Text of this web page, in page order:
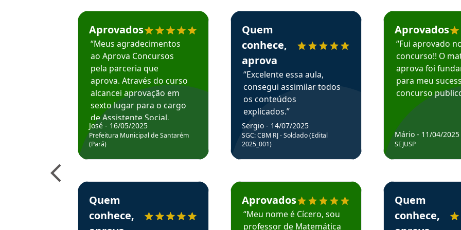
Estudante José recomenda o Aprova Concursos em depoimento
Aprovados
“Meus agradecimentos
ao Aprova Concursos
pela parceria que
aprova. Através do curso
alcancei aprovação em
sexto lugar para o cargo
de Assistente Social.
Hoje estou atuando na
Prefeitura de Santarém.
José - 16/05/2025
Prefeitura Municipal de Santarém
(Pará)
Estudante Elais recomenda o Aprova Concursos em depoimento
Quem
conhece,
Estudante Sergio recomenda o Aprova Concursos em depoimento
Quem
conhece,
aprova
“Excelente essa aula,
consegui assimilar todos
os conteúdos
explicados.”
Sergio - 14/07/2025
SGC: CBM RJ - Soldado (Edital
2025_001)
Estudante Cicero recomenda o Aprova Concursos em depoimento
Aprovados
“Meu nome é Cícero, sou
professor de Matemática
Estudante Mário
Aprovados
“Fui aprovado
concurso!! O
aprova foi
para meu
concurso
Mário - 11/04/2025
SEJUSP
Estudante Henrique
Quem
conhece,